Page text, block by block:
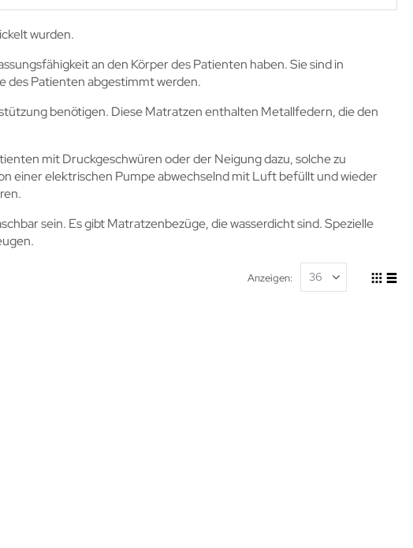
wurden.
an den Körper des Patienten haben. Sie sind in
des Patienten abgestimmt werden.
benötigen. Diese Matratzen enthalten Metallfedern, die den
mit Druckgeschwüren oder der Neigung dazu, solche zu
einer elektrischen Pumpe abwechselnd mit Luft befüllt und wieder
sein. Es gibt Matratzenbezüge, die wasserdicht sind. Spezielle
Anzeigen
Ansicht